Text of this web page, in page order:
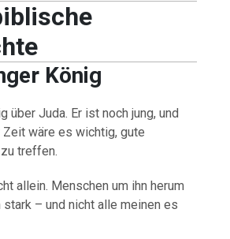
König
über Juda. Er ist noch jung, und
wäre es wichtig, gute
treffen.
allein. Menschen um ihn herum
– und nicht alle meinen es